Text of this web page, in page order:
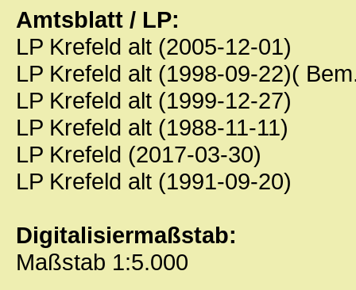
Amtsblatt / LP:
LP Krefeld alt (2005-12-01)
LP Krefeld alt (1998-09-22)(
LP Krefeld alt (1999-12-27)
LP Krefeld alt (1988-11-11)
LP Krefeld (2017-03-30)
LP Krefeld alt (1991-09-20)
Digitalisiermaßstab:
Maßstab 1:5.000